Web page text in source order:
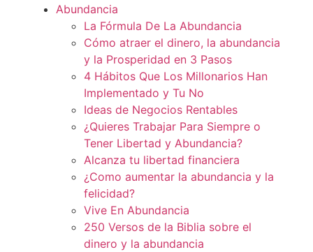
Abundancia
La Fórmula De La Abundancia
Cómo atraer el dinero, la abundancia
y la Prosperidad en 3 Pasos
4 Hábitos Que Los Millonarios Han
Implementado y Tu No
Ideas de Negocios Rentables
¿Quieres Trabajar Para Siempre o
Tener Libertad y Abundancia?
Alcanza tu libertad financiera
¿Como aumentar la abundancia y la
felicidad?
Vive En Abundancia
250 Versos de la Biblia sobre el
dinero y la abundancia